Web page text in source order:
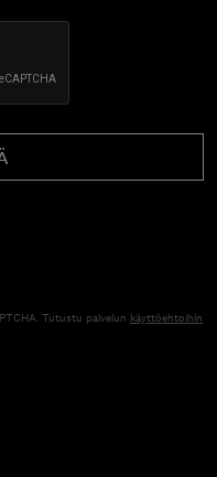
Tutustu palvelun käyttöehtoihin